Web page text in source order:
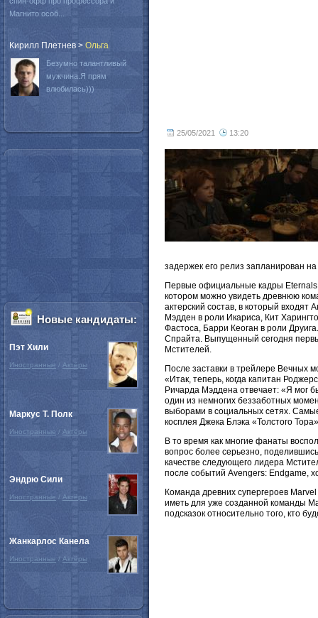
25/05/2021 13:20
задержек его релиз запланирован
Первые официальные кадры
котором можно увидеть древнюю
актерский состав, в который
Мэдден в роли Икариса, Кит
Фастоса, Барри Кеоган в роли
Спрайта. Выпущенный сегодня
Мстителей.
После заставки в трейлере Вечных
«Итак, теперь, когда капитан
Ричарда Мэддена отвечает: «Я мог
один из немногих беззаботных
выборами в социальных сетях.
косплея Джека Блэка «Толстого
В то время как многие фанаты
вопрос более серьезно,
качестве следующего лидера
после событий Avengers: Endgame,
Команда древних супергероев
иметь для уже созданной команды
подсказок относительно того, кто
Магнито особ...
Кирилл Плетнев > Oльга
Безумно талантливый
мужчина.Я прям
влюбилась)))
Новые кандидаты:
Пэт Хили
Иностранные / Актёры
Маркус Т. Полк
Иностранные / Актёры
Эндрю Сили
Иностранные / Актёры
Жанкарлос Канела
Иностранные / Актёры